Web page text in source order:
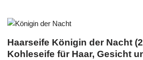
Haarseife Königin der Nacht
Kohleseife für Haar, Gesicht